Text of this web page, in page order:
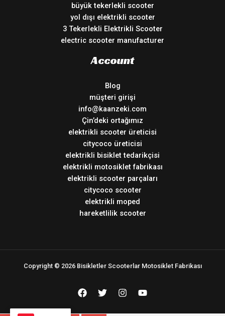
büyük tekerlekli scooter
yol dışı elektrikli scooter
3 Tekerlekli Elektrikli Scooter
electric scooter manufacturer
Account
Blog
müşteri girişi
info@kaanzeki.com
Çin’deki ortağımız
elektrikli scooter üreticisi
citycoco üreticisi
elektrikli bisiklet tedarikçisi
elektrikli motosiklet fabrikası
elektrikli scooter parçaları
citycoco scooter
elektrikli moped
hareketlilik scooter
Copyright © 2026 Bisikletler Scooterlar Motosiklet Fabrikası